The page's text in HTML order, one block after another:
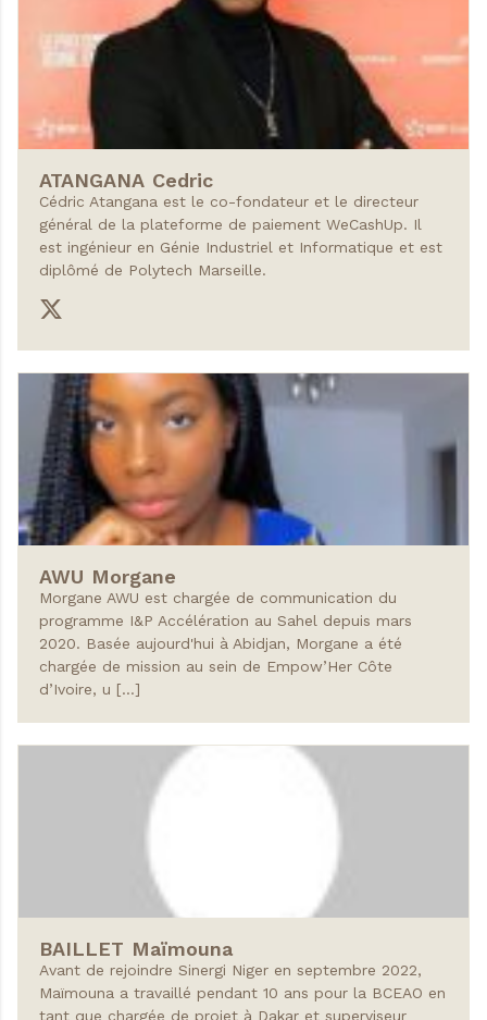
ATANGANA Cedric
Cédric Atangana est le co-fondateur et le directeur
général de la plateforme de paiement WeCashUp. Il
est ingénieur en Génie Industriel et Informatique et est
diplômé de Polytech Marseille.
AWU Morgane
Morgane AWU est chargée de communication du
programme I&P Accélération au Sahel depuis mars
2020. Basée aujourd'hui à Abidjan, Morgane a été
chargée de mission au sein de Empow’Her Côte
d’Ivoire, u […]
BAILLET Maïmouna
Avant de rejoindre Sinergi Niger en septembre 2022,
Maïmouna a travaillé pendant 10 ans pour la BCEAO en
tant que chargée de projet à Dakar et superviseur